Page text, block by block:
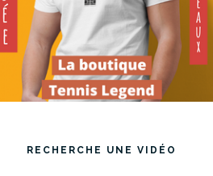
RECHERCHE UNE VIDÉO